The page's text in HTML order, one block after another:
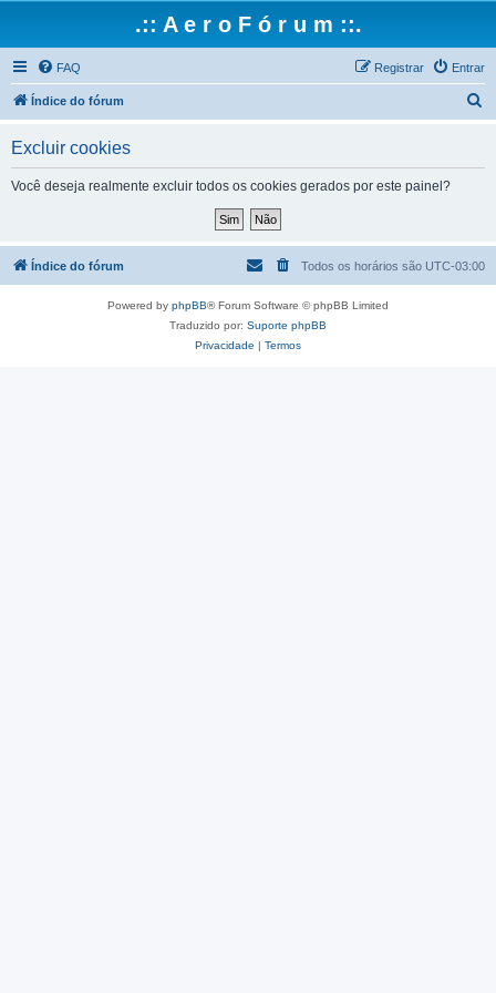
.:: A e r o F ó r u m ::.
FAQ Entrar
Registrar
Índice do fórum
a
Excluir cookies
Você deseja realmente excluir todos os cookies gerados por este painel?
Índice do fórum Todos os horários são UTC-03:00
Powered by phpBB® Forum Software © phpBB Limited
Traduzido por: Suporte phpBB
Privacidade | Termos